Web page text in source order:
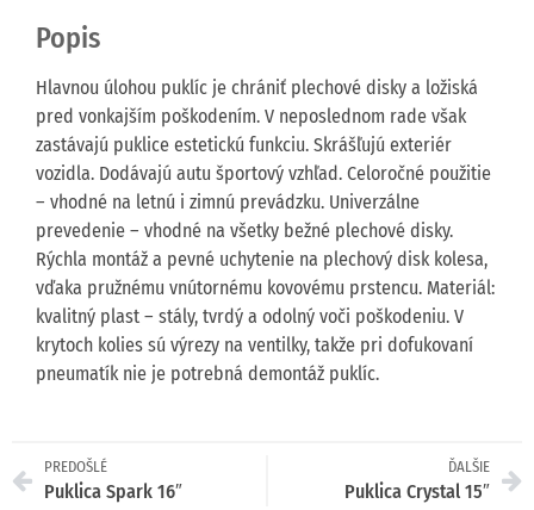
Popis
Hlavnou úlohou puklíc je chrániť plechové disky a ložiská
pred vonkajším poškodením. V neposlednom rade však
zastávajú puklice estetickú funkciu. Skrášľujú exteriér
vozidla. Dodávajú autu športový vzhľad. Celoročné použitie
– vhodné na letnú i zimnú prevádzku. Univerzálne
prevedenie – vhodné na všetky bežné plechové disky.
Rýchla montáž a pevné uchytenie na plechový disk kolesa,
vďaka pružnému vnútornému kovovému prstencu. Materiál:
kvalitný plast – stály, tvrdý a odolný voči poškodeniu. V
krytoch kolies sú výrezy na ventilky, takže pri dofukovaní
pneumatík nie je potrebná demontáž puklíc.
PREDOŠLÉ
Puklica Spark 16″
ĎALŠIE
Puklica Crystal 15″